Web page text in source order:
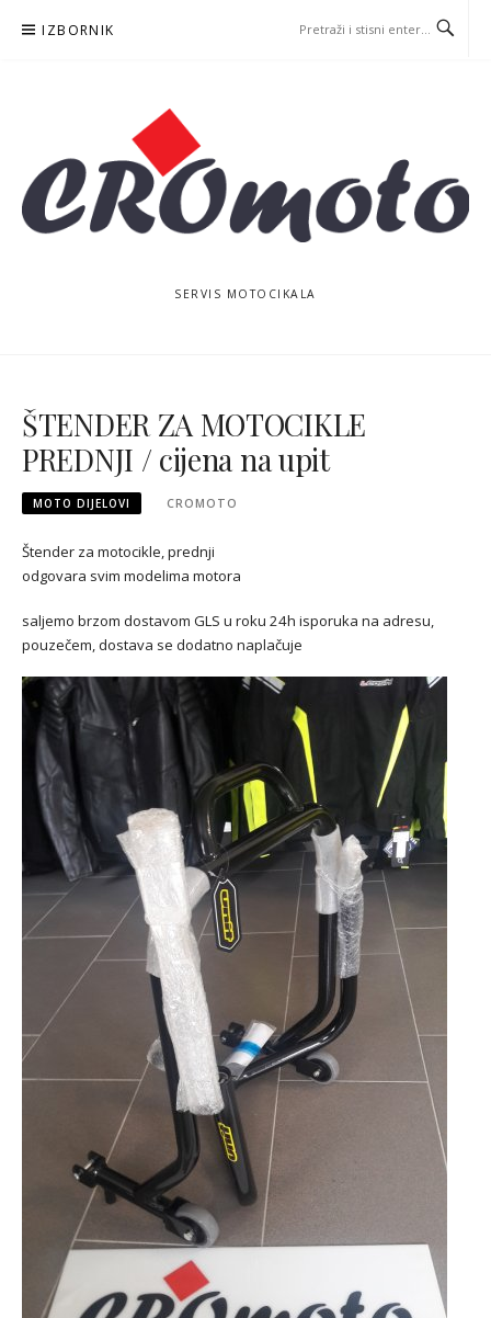
IZBORNIK
SERVIS MOTOCIKALA
ŠTENDER ZA MOTOCIKLE
PREDNJI / cijena na upit
MOTO DIJELOVI CROMOTO
Štender za motocikle, prednji
odgovara svim modelima motora
saljemo brzom dostavom GLS u roku 24h isporuka na adresu,
pouzečem, dostava se dodatno naplačuje